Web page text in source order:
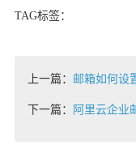
TAG标签：
上一篇： 邮箱如何设
下一篇： 阿里云企业邮箱